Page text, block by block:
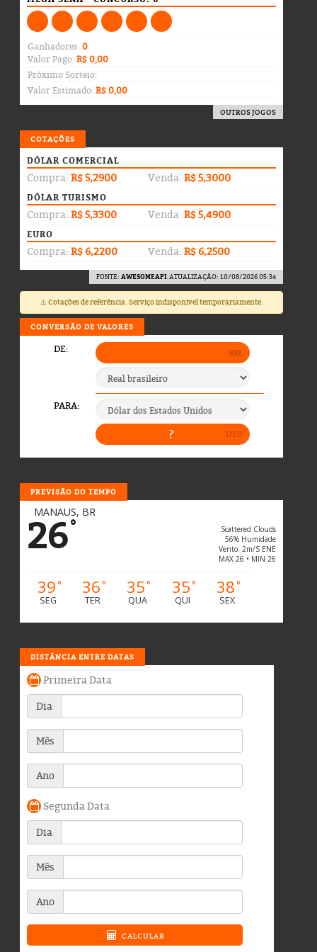
Ganhadores:0
Valor Pago:R$ 0,00
Próximo Sorteio:
Valor Estimado:R$ 0,00
OUTROS JOGOS
COTAÇÕES
DÓLAR COMERCIAL
Compra: R$ 5,2900 Venda: R$ 5,3000
DÓLAR TURISMO
Compra: R$ 5,3300 Venda: R$ 5,4900
EURO
Compra: R$ 6,2200 Venda: R$ 6,2500
FONTE: AWESOMEAPI. ATUALIZAÇÃO: 10/08/2026 05:34
⚠️ Cotações de referência. Serviço indisponível temporariamente.
CONVERSÃO DE VALORES
PREVISÃO DO TEMPO
MANAUS, BR
26°
Scattered Clouds
56% Humidade
Vento: 2m/s ENE
MAX 26 • MIN 26
39°
SEG
36°
TER
35°
QUA
35°
QUI
38°
SEX
DISTÂNCIA ENTRE DATAS